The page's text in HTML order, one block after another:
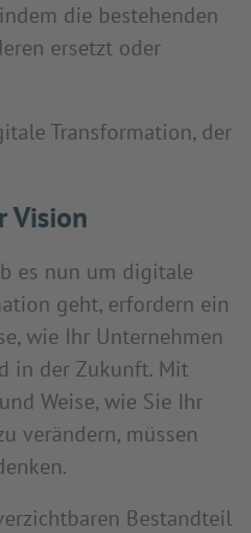
die bestehenden
ersetzt oder
Transformation, der
Vision
es nun um digitale
geht, erfordern ein
wie Ihr Unternehmen
in der Zukunft. Mit
Weise, wie Sie Ihr
verändern, müssen
Bestandteil